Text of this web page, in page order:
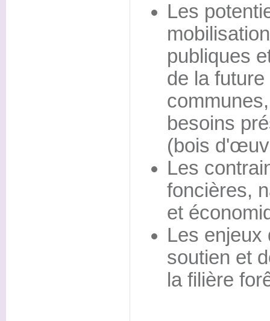
Les
publiques
de la
besoins
(bois
Les
foncières,
et
Les enjeux
soutien et
la filière